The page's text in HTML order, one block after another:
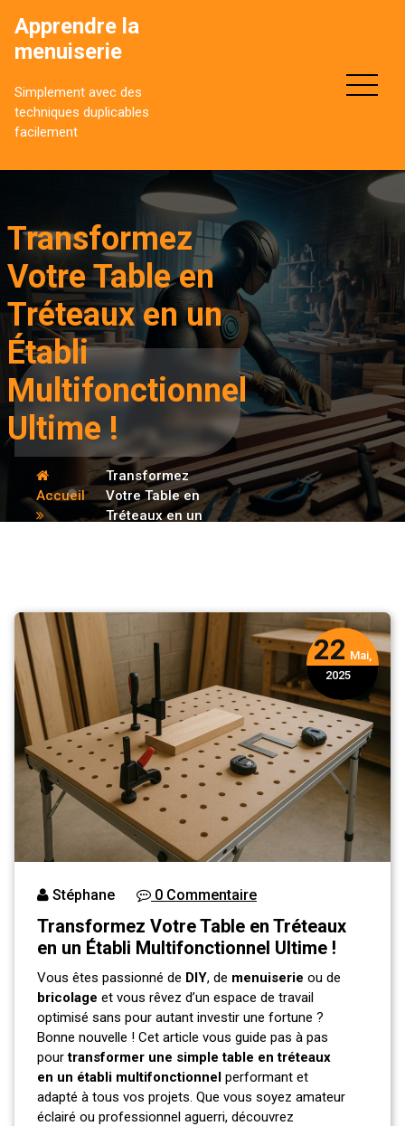
contenu
Apprendre la
menuiserie
Simplement avec des
techniques duplicables
facilement
Transformez
Votre Table en
Tréteaux en un
Établi
Multifonctionnel
Ultime !
Accueil
Transformez
Votre Table en
Tréteaux en un
22 Mai,
2025
Stéphane 0 Commentaire
Transformez Votre Table en Tréteaux
en un Établi Multifonctionnel Ultime !
Vous êtes passionné de DIY, de menuiserie ou de
bricolage et vous rêvez d’un espace de travail
optimisé sans pour autant investir une fortune ?
Bonne nouvelle ! Cet article vous guide pas à pas
pourtransformer une simple table en tréteaux
en un établi multifonctionnel performant et
adapté à tous vos projets. Que vous soyez amateur
éclairé ou professionnel aguerri, découvrez